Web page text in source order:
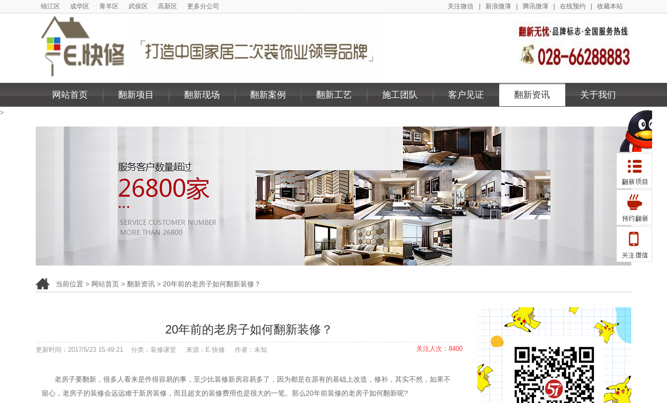
锦江区 成华区 青羊区 武侯区 高新区 更多分公司 关注微信 新浪微薄 腾讯微薄 在线预约 收藏本站
网站首页 翻新项目 翻新现场 翻新案例 翻新工艺 施工团队 客户见证 翻新资讯 关于我们
>
当前位置 > 网站首页 > 翻新资讯 > 20年前的老房子如何翻新装修？
20年前的老房子如何翻新装修？
更新时间：2017/5/23 15:49:21 分类：装修课堂 来源：E.快修 作者：未知 关注人次：8400
老房子要翻新，很多人看来是件很容易的事，至少比装修新房容易多了，因为都是在原有的基础上改造，修补，其实不然，如果不
留心，老房子的装修会远远难于新房装修，而且超支的装修费用也是很大的一笔。那么20年前装修的老房子如何翻新呢?